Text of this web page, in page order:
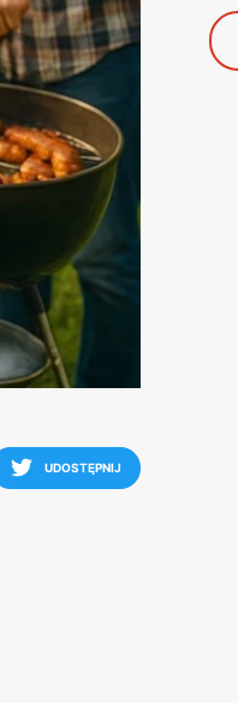
UDOSTĘPNIJ